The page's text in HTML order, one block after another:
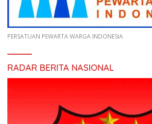
PERSATUAN PEWARTA WARGA INDONESIA
RADAR BERITA NASIONAL